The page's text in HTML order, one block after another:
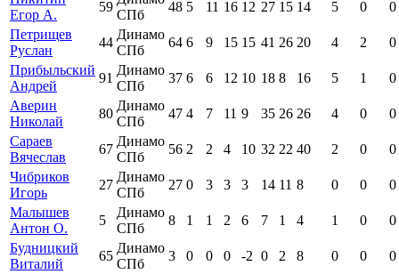
Егор А.
59
СПб
48 5 11 16 12 27 15 14 5 0
0
Петрищев
Руслан
44
Динамо
СПб
64 6 9 15 15 41 26 20 4 2
0
Прибыльский
Андрей
91
Динамо
СПб
37 6 6 12 10 18 8 16 5 1
0
Аверин
Николай
80
Динамо
СПб
47 4 7 11 9 35 26 26 4 0
0
Сараев
Вячеслав
67
Динамо
СПб
56 2 2 4 10 32 22 40 2 0
0
Чибриков
Игорь
27
Динамо
СПб
27 0 3 3 3 14 11 8 0 0
0
Малышев
Антон О.
5
Динамо
СПб
8 1 1 2 6 7 1 4 1 0
0
Будницкий
Виталий
65
Динамо
СПб
3 0 0 0 -2 0 2 8 0 0
0